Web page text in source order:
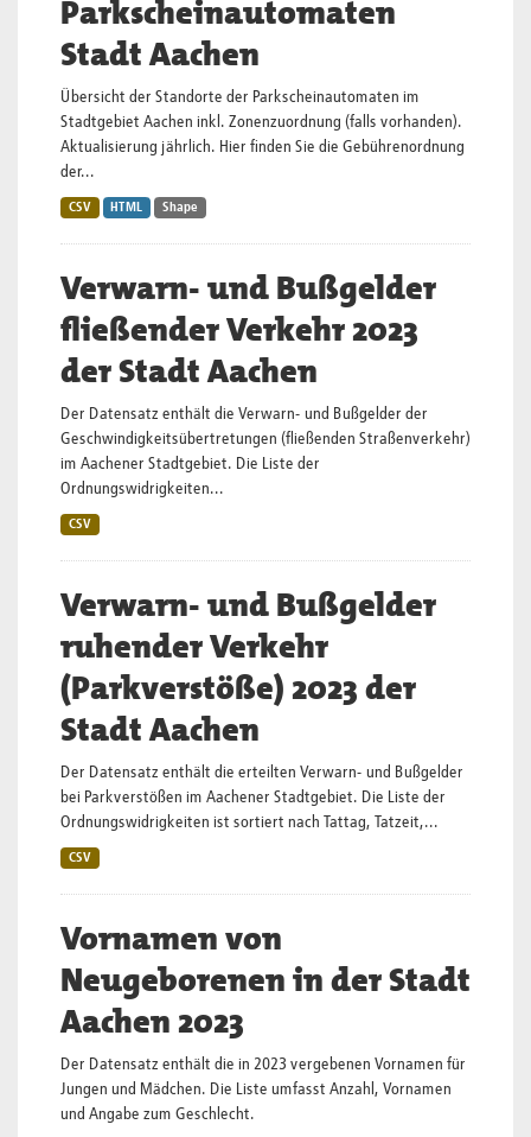
Parkscheinautomaten
Stadt Aachen
Übersicht der Standorte der Parkscheinautomaten im
Stadtgebiet Aachen inkl. Zonenzuordnung (falls vorhanden).
Aktualisierung jährlich. Hier finden Sie die Gebührenordnung
der...
CSV HTML Shape
Verwarn- und Bußgelder
fließender Verkehr 2023
der Stadt Aachen
Der Datensatz enthält die Verwarn- und Bußgelder der
Geschwindigkeitsübertretungen (fließenden Straßenverkehr)
im Aachener Stadtgebiet. Die Liste der
Ordnungswidrigkeiten...
CSV
Verwarn- und Bußgelder
ruhender Verkehr
(Parkverstöße) 2023 der
Stadt Aachen
Der Datensatz enthält die erteilten Verwarn- und Bußgelder
bei Parkverstößen im Aachener Stadtgebiet. Die Liste der
Ordnungswidrigkeiten ist sortiert nach Tattag, Tatzeit,...
CSV
Vornamen von
Neugeborenen in der Stadt
Aachen 2023
Der Datensatz enthält die in 2023 vergebenen Vornamen für
Jungen und Mädchen. Die Liste umfasst Anzahl, Vornamen
und Angabe zum Geschlecht.